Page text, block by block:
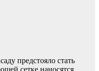
предстояло стать
сетке наносятся